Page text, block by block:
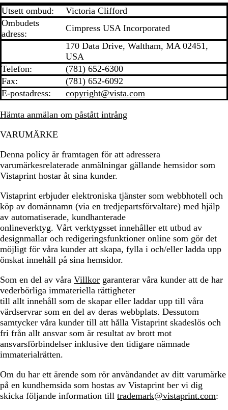
Utsett ombud:
Victoria Clifford
Ombudets
adress:
Cimpress USA Incorporated
170 Data Drive, Waltham, MA 02451,
USA
Telefon:
(781) 652-6300
Fax:
(781) 652-6092
E-postadress:
copyright@vista.com
Hämta anmälan om påstått intrång
VARUMÄRKE
Denna policy är framtagen för att adressera
varumärkesrelaterade anmälningar gällande hemsidor som
Vistaprint hostar åt sina kunder.
Vistaprint erbjuder elektroniska tjänster som webbhotell och
köp av domännamn (via en tredjepartsförvaltare) med hjälp
av automatiserade, kundhanterade
onlineverktyg. Vårt verktygsset innehåller ett utbud av
designmallar och redigeringsfunktioner online som gör det
möjligt för våra kunder att skapa, fylla i och/eller ladda upp
önskat innehåll på sina hemsidor.
Som en del av våra Villkor garanterar våra kunder att de har
vederbörliga immateriella rättigheter
till allt innehåll som de skapar eller laddar upp till våra
värdservrar som en del av deras webbplats. Dessutom
samtycker våra kunder till att hålla Vistaprint skadeslös och
fri från allt ansvar som är resultat av brott mot
ansvarsförbindelser inklusive den tidigare nämnade
immaterialrätten.
Om du har ett ärende som rör användandet av ditt varumärke
på en kundhemsida som hostas av Vistaprint ber vi dig
skicka följande information till trademark@vistaprint.com: